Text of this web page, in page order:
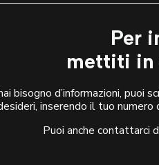
Per
mettiti in
bisogno d’informazioni, puoi
inserendo il tuo
Puoi anche contattarci